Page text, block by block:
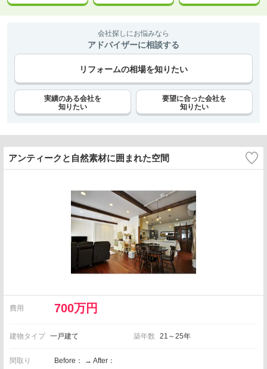
会社探しにお悩みなら
アドバイザーに相談する
リフォームの相場を知りたい
実績のある会社を
知りたい
要望に合った会社を
知りたい
アンティークと自然素材に囲まれた空間
費用 700万円
建物タイプ 一戸建て 築年数 21～25年
間取り Before： → After：